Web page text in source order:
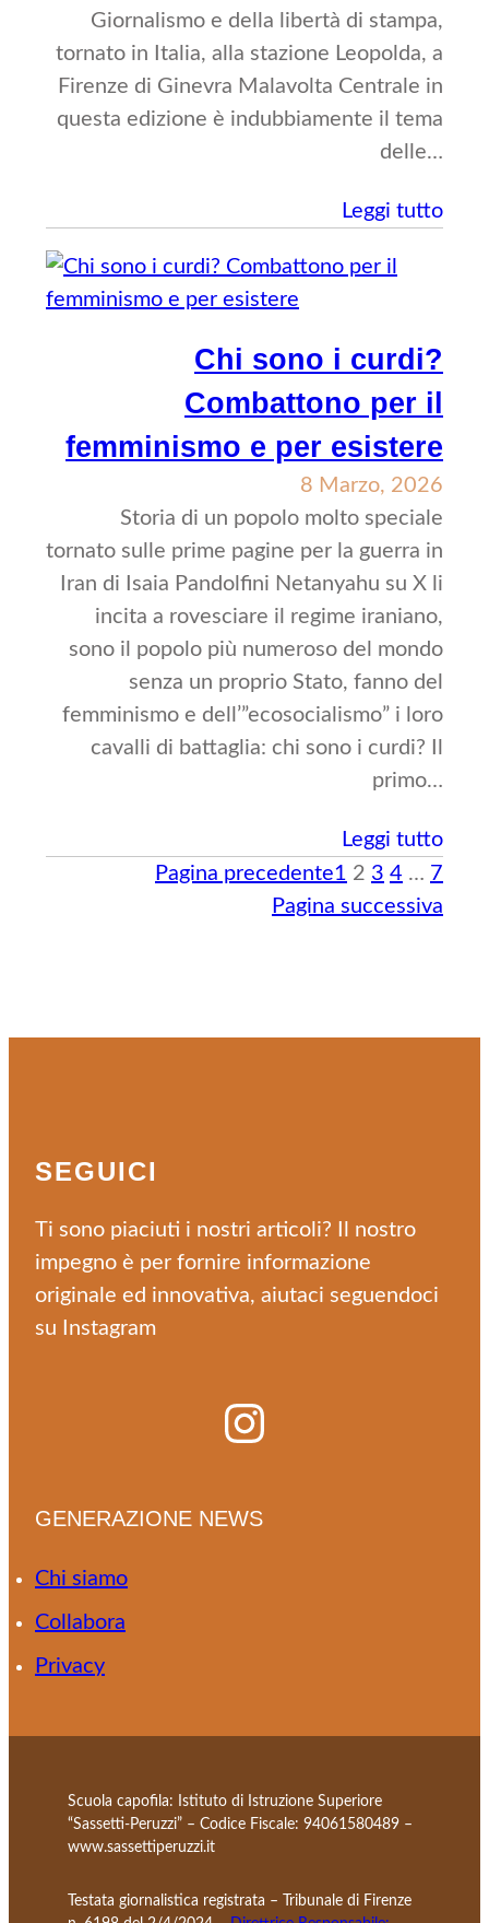
Giornalismo e della libertà di stampa,
tornato in Italia, alla stazione Leopolda, a
Firenze di Ginevra Malavolta Centrale in
questa edizione è indubbiamente il tema
delle…
Leggi tutto
Chi sono i curdi?
Combattono per il
femminismo e per esistere
8 Marzo, 2026
Storia di un popolo molto speciale
tornato sulle prime pagine per la guerra in
Iran di Isaia Pandolfini Netanyahu su X li
incita a rovesciare il regime iraniano,
sono il popolo più numeroso del mondo
senza un proprio Stato, fanno del
femminismo e dell’”ecosocialismo” i loro
cavalli di battaglia: chi sono i curdi? Il
primo…
Leggi tutto
Pagina precedente1 2 3 4 … 7
Pagina successiva
SEGUICI
Ti sono piaciuti i nostri articoli? Il nostro
impegno è per fornire informazione
originale ed innovativa, aiutaci seguendoci
su Instagram
Instagram
GENERAZIONE NEWS
Chi siamo
Collabora
Privacy
Scuola capofila: Istituto di Istruzione Superiore
“Sassetti-Peruzzi” – Codice Fiscale: 94061580489 –
www.sassettiperuzzi.it
Testata giornalistica registrata – Tribunale di Firenze